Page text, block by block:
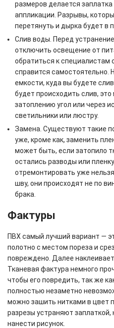
размеров делается заплатка
аппликации. Разрывы,
перетянуть и дырка будет в
Слив воды. Перед
отключить освещение от
обратиться к специалистам
справится самостоятельно.
емкости, куда вы будете
будет происходить слив,
затоплению угол или через
светильники или люстру.
Замена. Существуют такие
уже, кроме как, заменить
может быть, если затопило
остались разводы или
отремонтировать уже
шву, они происходят не по
брака.
Фактуры
ПВХ самый лучший вариант —
полотно с местом пореза и
повреждено. Далее
Тканевая фактура немного
чтобы его повредить, так же
полностью незаметно
можно зашить нитками в цвет
разрезы устраняют
нанести рисунок.